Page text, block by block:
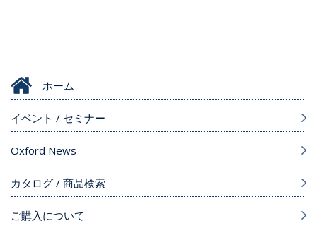
ホーム
イベント / セミナー
Oxford News
カタログ / 商品検索
ご購入について